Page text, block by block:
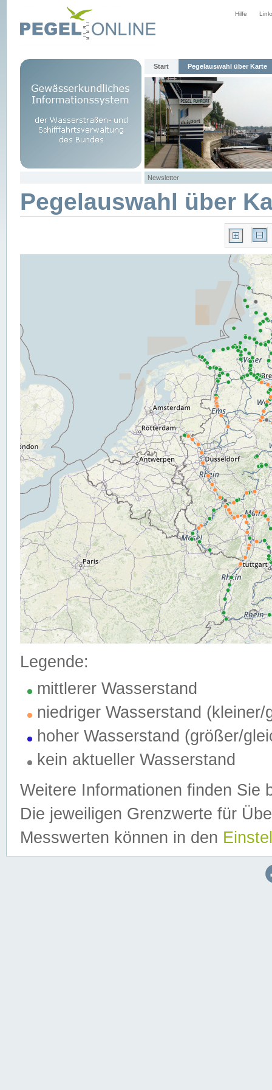
Hilfe
Start Pegelauswahl über Karte
Newsletter
Pegelauswahl über
Legende:
mittlerer Wasserstand
niedriger Wasserstand (kleiner/
hoher Wasserstand (größer/
kein aktueller Wasserstand
Weitere Informationen finden Sie
Die jeweiligen Grenzwerte für
Messwerten können in den